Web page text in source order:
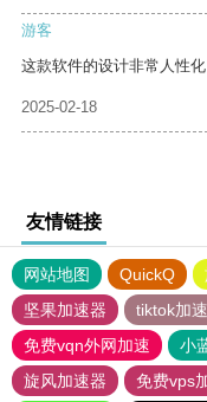
游客
这款软件的设计非常人性
2025-02-18
友情链接
网站地图 QuickQ
坚果加速器
tiktok加
免费vqn外网加速
小
旋风加速器
免费vps